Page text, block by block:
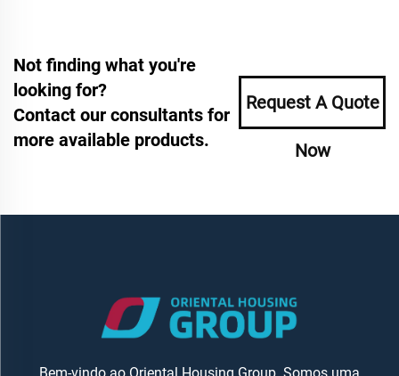
Not finding what you're
looking for?
Contact our consultants for
more available products.
Request A Quote
Now